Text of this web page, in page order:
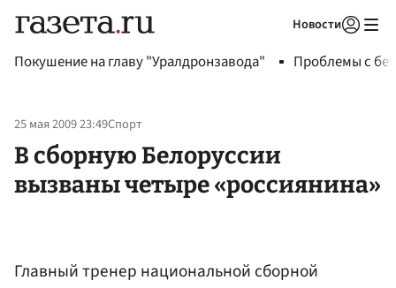
Новости
Покушение на главу "Уралдронзавода" Проблемы с
25 мая 2009 23:49Спорт
В сборную Белоруссии
вызваны четыре «россиянина»
Главный тренер национальной сборной